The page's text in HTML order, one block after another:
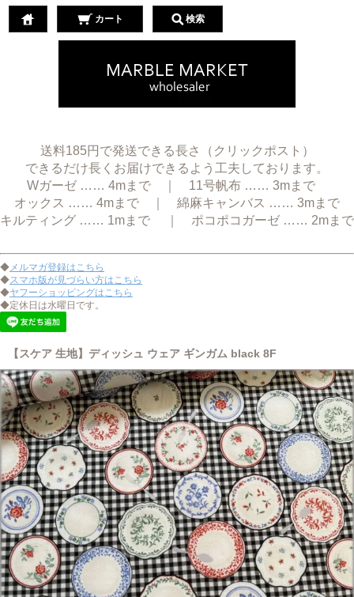
カート 検索
送料185円で発送できる長さ（クリックポスト）
できるだけ長くお届けできるよう工夫しております。
Wガーゼ …… 4mまで ｜ 11号帆布 …… 3mまで
オックス …… 4mまで ｜ 綿麻キャンバス …… 3mまで
キルティング …… 1mまで ｜ ポコポコガーゼ …… 2mまで
◆メルマガ登録はこちら
◆スマホ版が見づらい方はこちら
◆ヤフーショッピングはこちら
◆定休日は水曜日です。
【スケア 生地】ディッシュ ウェア ギンガム black 8F